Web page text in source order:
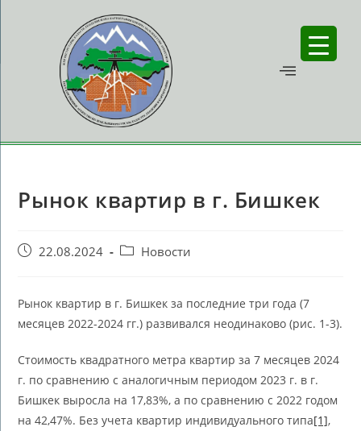
Рынок квартир в г. Бишкек
22.08.2024 Новости
Рынок квартир в г. Бишкек за последние три года (7
месяцев 2022-2024 гг.) развивался неодинаково (рис. 1-3).
Стоимость квадратного метра квартир за 7 месяцев 2024
г. по сравнению с аналогичным периодом 2023 г. в г.
Бишкек выросла на 17,83%, а по сравнению с 2022 годом
на 42,47%. Без учета квартир индивидуального типа[1],